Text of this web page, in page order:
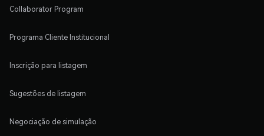
Collaborator Program
Programa Cliente Institucional
Inscrição para listagem
Sugestões de listagem
Negociação de simulação